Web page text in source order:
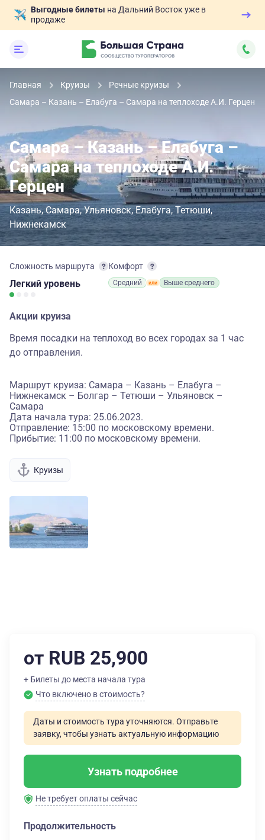
Выгодные билеты на Дальний Восток уже в
продаже
Главная Круизы
Речные круизы
Самара – Казань – Елабуга – Самара на теплоходе А.И. Герцен
Самара – Казань – Елабуга –
Самара на теплоходе А.И.
Герцен
Казань Самара Ульяновск Елабуга Тетюши
Нижнекамск
Сложность маршрута
Легкий уровень
Комфорт
Средний Выше среднего
Акции круиза
Время посадки на теплоход во всех городах за 1 час
до отправления.
Маршрут круиза: Самара – Казань – Елабуга –
Нижнекамск – Болгар – Тетюши – Ульяновск –
Самара
Дата начала тура: 25.06.2023.
Отправление: 15:00 по московскому времени.
Прибытие: 11:00 по московскому времени.
Круизы
от RUB 25,900
+ Билеты до места начала тура
Что включено в стоимость?
Даты и стоимость тура уточняются. Отправьте
заявку, чтобы узнать актуальную информацию
Узнать подробнее
Не требует оплаты сейчас
Продолжительность